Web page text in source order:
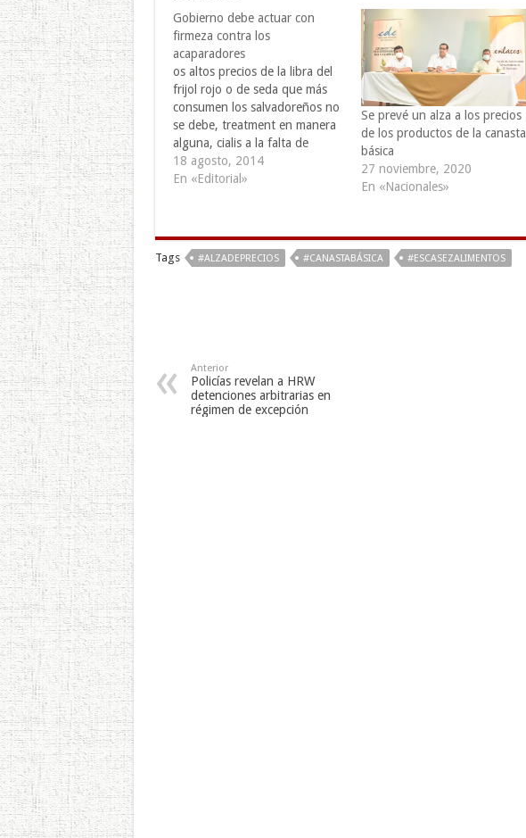
Gobierno debe actuar con
firmeza contra los
acaparadores
os altos precios de la libra del
frijol rojo o de seda que más
consumen los salvadoreños no
se debe, treatment en manera
alguna, cialis a la falta de
producción del producto
internamente, treat sino a los
18 agosto, 2014
En «Editorial»
Se prevé un alza a los precios
de los productos de la canasta
básica
27 noviembre, 2020
En «Nacionales»
Tags #ALZADEPRECIOS #CANASTABÁSICA #ESCASEZALIMENTOS
Anterior
Policías revelan a HRW
detenciones arbitrarias en
régimen de excepción